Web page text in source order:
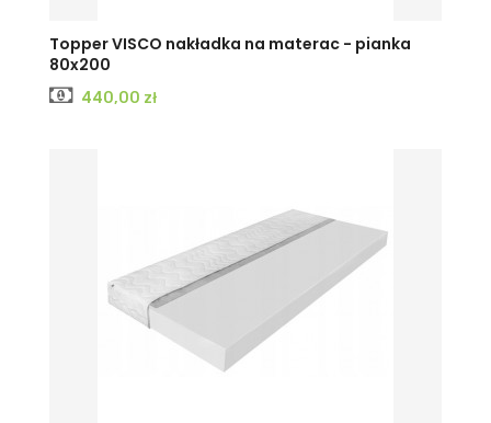
Topper VISCO nakładka na materac - pianka
80x200
Cena
440,00 zł